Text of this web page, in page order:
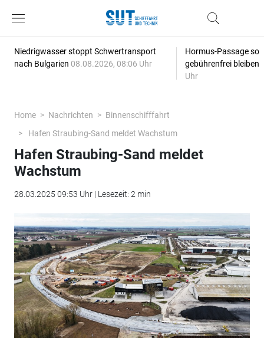
Niedrigwasser stoppt Schwertransport
nach Bulgarien 08.08.2026, 08:06 Uhr
Hormus-Passage
gebührenfrei bleiben
Uhr
Home Nachrichten
Binnenschifffahrt
Hafen Straubing-Sand meldet Wachstum
Hafen Straubing-Sand meldet
Wachstum
28.03.2025 09:53 Uhr | Lesezeit: 2 min